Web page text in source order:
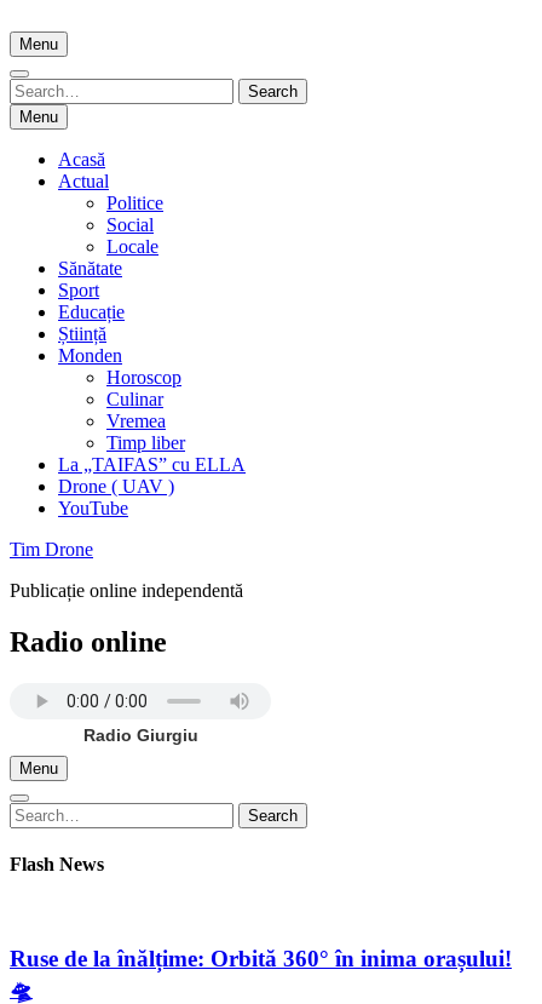
to
content
Menu
Search
for:
Search
Menu
Acasă
Actual
Politice
Social
Locale
Sănătate
Sport
Educație
Știință
Monden
Horoscop
Culinar
Vremea
Timp liber
La „TAIFAS” cu ELLA
Drone ( UAV )
YouTube
Tim Drone
Publicație online independentă
Radio online
Radio Giurgiu
Menu
Search
for:
Search
Flash News
Ruse de la înălțime: Orbită 360° în inima orașului!
🛸